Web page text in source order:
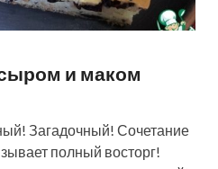
и маком
Загадочный! Сочетание
полный восторг!